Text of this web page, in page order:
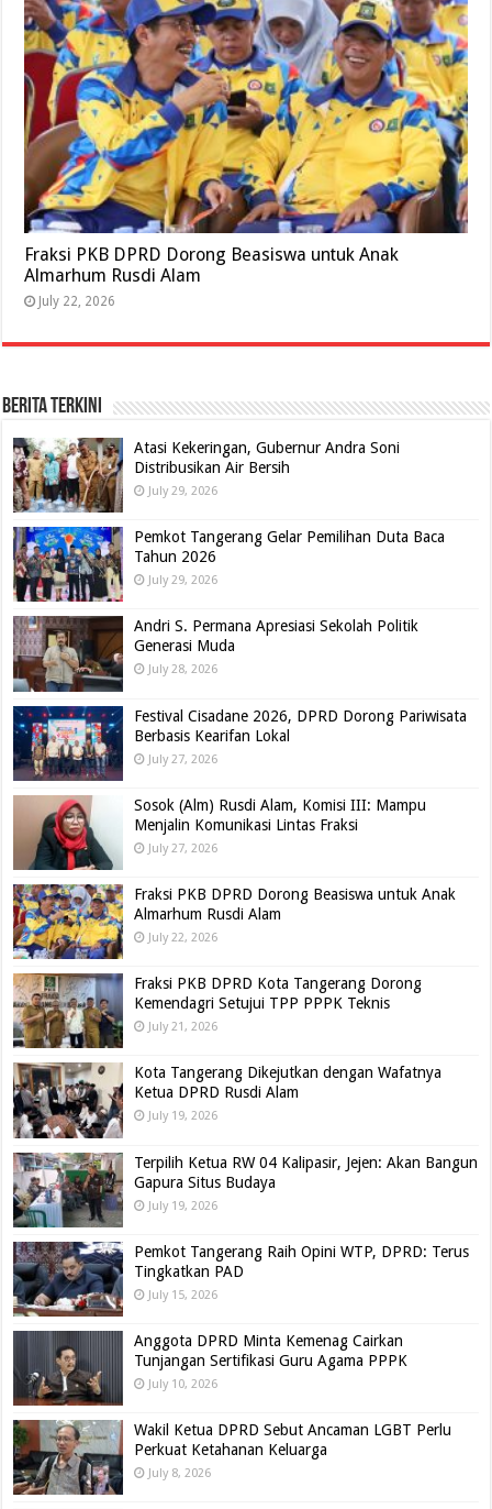
Fraksi PKB DPRD Dorong Beasiswa untuk Anak
Almarhum Rusdi Alam
July 22, 2026
BERITA TERKINI
Atasi Kekeringan, Gubernur Andra Soni
Distribusikan Air Bersih
July 29, 2026
Pemkot Tangerang Gelar Pemilihan Duta Baca
Tahun 2026
July 29, 2026
Andri S. Permana Apresiasi Sekolah Politik
Generasi Muda
July 28, 2026
Festival Cisadane 2026, DPRD Dorong Pariwisata
Berbasis Kearifan Lokal
July 27, 2026
Sosok (Alm) Rusdi Alam, Komisi III: Mampu
Menjalin Komunikasi Lintas Fraksi
July 27, 2026
Fraksi PKB DPRD Dorong Beasiswa untuk Anak
Almarhum Rusdi Alam
July 22, 2026
Fraksi PKB DPRD Kota Tangerang Dorong
Kemendagri Setujui TPP PPPK Teknis
July 21, 2026
Kota Tangerang Dikejutkan dengan Wafatnya
Ketua DPRD Rusdi Alam
July 19, 2026
Terpilih Ketua RW 04 Kalipasir, Jejen: Akan Bangun
Gapura Situs Budaya
July 19, 2026
Pemkot Tangerang Raih Opini WTP, DPRD: Terus
Tingkatkan PAD
July 15, 2026
Anggota DPRD Minta Kemenag Cairkan
Tunjangan Sertifikasi Guru Agama PPPK
July 10, 2026
Wakil Ketua DPRD Sebut Ancaman LGBT Perlu
Perkuat Ketahanan Keluarga
July 8, 2026